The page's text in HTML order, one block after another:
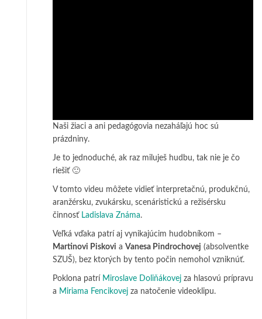
Naši žiaci a ani pedagógovia nezaháľajú hoc sú
prázdniny.
Je to jednoduché, ak raz miluješ hudbu, tak nie je čo
riešiť 🙂
V tomto videu môžete vidieť interpretačnú, produkčnú,
aranžérsku, zvukársku, scenáristickú a režisérsku
činnosť Ladislava Známa.
Veľká vďaka patrí aj vynikajúcim hudobníkom –
Martinovi Piskovi a Vanesa Pindrochovej (absolventke
SZUŠ), bez ktorých by tento počin nemohol vzniknúť.
Poklona patrí Miroslave Doliňákovej za hlasovú prípravu
a Miriama Fencikovej za natočenie videoklipu.